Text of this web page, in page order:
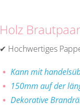
Holz
✔ Hochwertiges
Kann mit
150mm auf der
Dekorative